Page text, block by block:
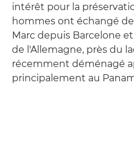
intérêt pour la
hommes ont échangé
Marc depuis Barcelone
de l'Allemagne, près du
récemment déménagé
principalement au